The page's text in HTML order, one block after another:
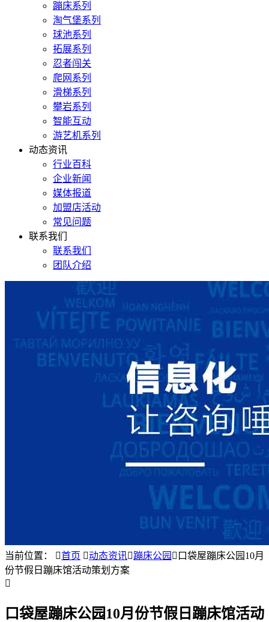
蹦床系列
淘气堡系列
球池系列
拓展系列
忍者闯关
爬网系列
滑梯系列
攀岩系列
智能互动
游艺机系列
动态资讯
行业百科
企业新闻
媒体报道
加盟店活动
常见问题
联系我们
联系我们
团队介绍
当前位置： 首页 动态资讯蹦床公园  口袋屋蹦床公园10月
份节假日蹦床馆活动策划方案

口袋屋蹦床公园10月份节假日蹦床馆活动